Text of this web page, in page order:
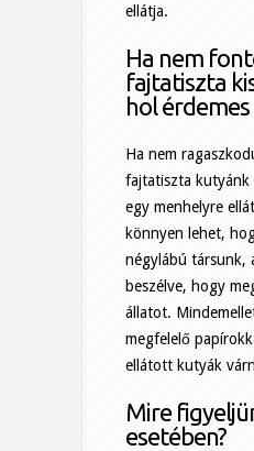
ellátja.
Ha nem
fajtatiszta
hol
Ha nem
fajtatiszta kutyánk
egy menhelyre
könnyen lehet,
négylábú társunk,
beszélve, hogy
állatot.
megfelelő
ellátott kutyák
Mire
esetében?